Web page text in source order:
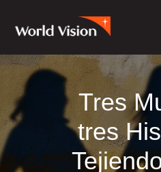
Tres
tres